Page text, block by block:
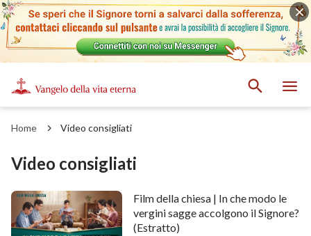
Home Video consigliati
Video consigliati
Film della chiesa | In che modo le
vergini sagge accolgono il Signore?
(Estratto)